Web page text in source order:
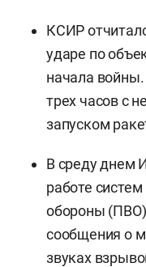
КСИР
ударе по
начала
трех часов с
запуском
В среду днем
работе
обороны
сообщения о
звуках